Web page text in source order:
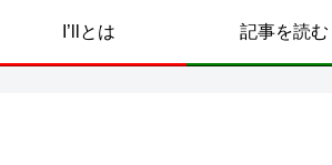
I’llとは 記事を読む